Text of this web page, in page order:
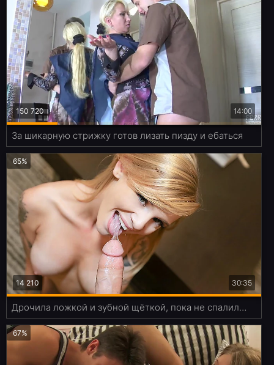
14:00
150 720
За шикарную стрижку готов лизать пизду и ебаться
30:35
65%
14 210
Дрочила ложкой и зубной щёткой, пока не спалилась перед сожителем
67%